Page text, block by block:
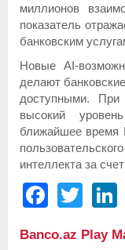
миллионов
показатель
банковским
Новые AI-
делают
доступными. При
высокий
ближайшее время
интеллекта за
FacebookTwitter
Banco.az Play